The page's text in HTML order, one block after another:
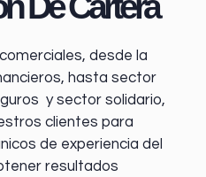
desde la
, hasta sector
y sector solidario,
clientes para
de experiencia del
resultados